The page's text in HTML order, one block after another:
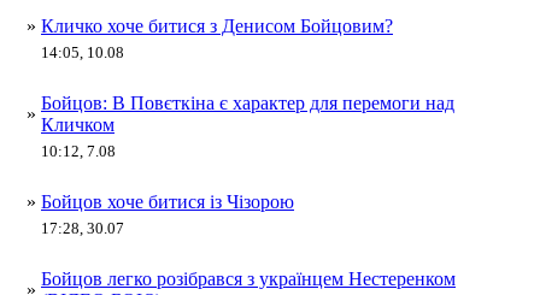
» Кличко хоче битися з Денисом Бойцовим?
14:05, 10.08
»
Бойцов: В Повєткіна є характер для перемоги над
Кличком
10:12, 7.08
» Бойцов хоче битися із Чізорою
17:28, 30.07
»
Бойцов легко розібрався з українцем Нестеренком